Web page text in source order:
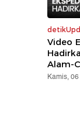
Video
Alam-
Kamis,